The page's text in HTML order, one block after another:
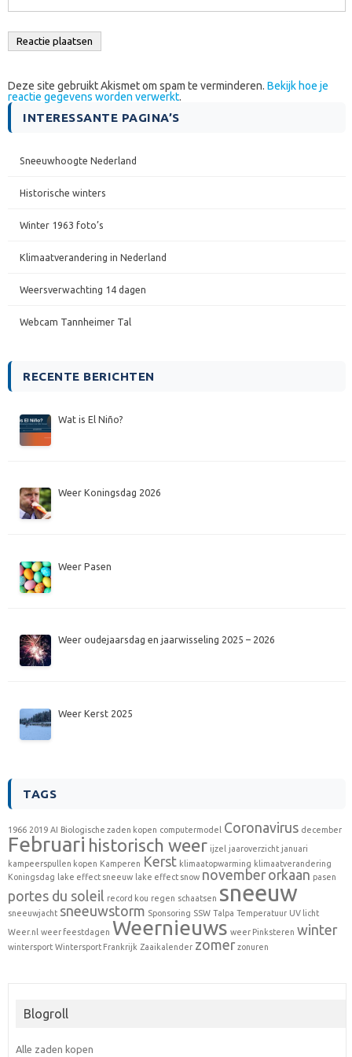
Deze site gebruikt Akismet om spam te verminderen. Bekijk hoe je
reactie gegevens worden verwerkt.
INTERESSANTE PAGINA’S
Sneeuwhoogte Nederland
Historische winters
Winter 1963 foto’s
Klimaatverandering in Nederland
Weersverwachting 14 dagen
Webcam Tannheimer Tal
RECENTE BERICHTEN
Wat is El Niño?
Weer Koningsdag 2026
Weer Pasen
Weer oudejaarsdag en jaarwisseling 2025 – 2026
Weer Kerst 2025
TAGS
1966 2019 AI Biologische zaden kopen computermodel Coronavirus december
Februari historisch weer ijzel jaaroverzicht januari
kampeerspullen kopen Kamperen Kerst klimaatopwarming klimaatverandering
Koningsdag lake effect sneeuw lake effect snow november orkaan pasen
portes du soleil record kou regen schaatsen sneeuw
sneeuwjacht sneeuwstorm Sponsoring SSW Talpa Temperatuur UV licht
Weer.nl weer feestdagen Weernieuws weer Pinksteren winter
wintersport Wintersport Frankrijk Zaaikalender zomer zonuren
Blogroll
Alle zaden kopen